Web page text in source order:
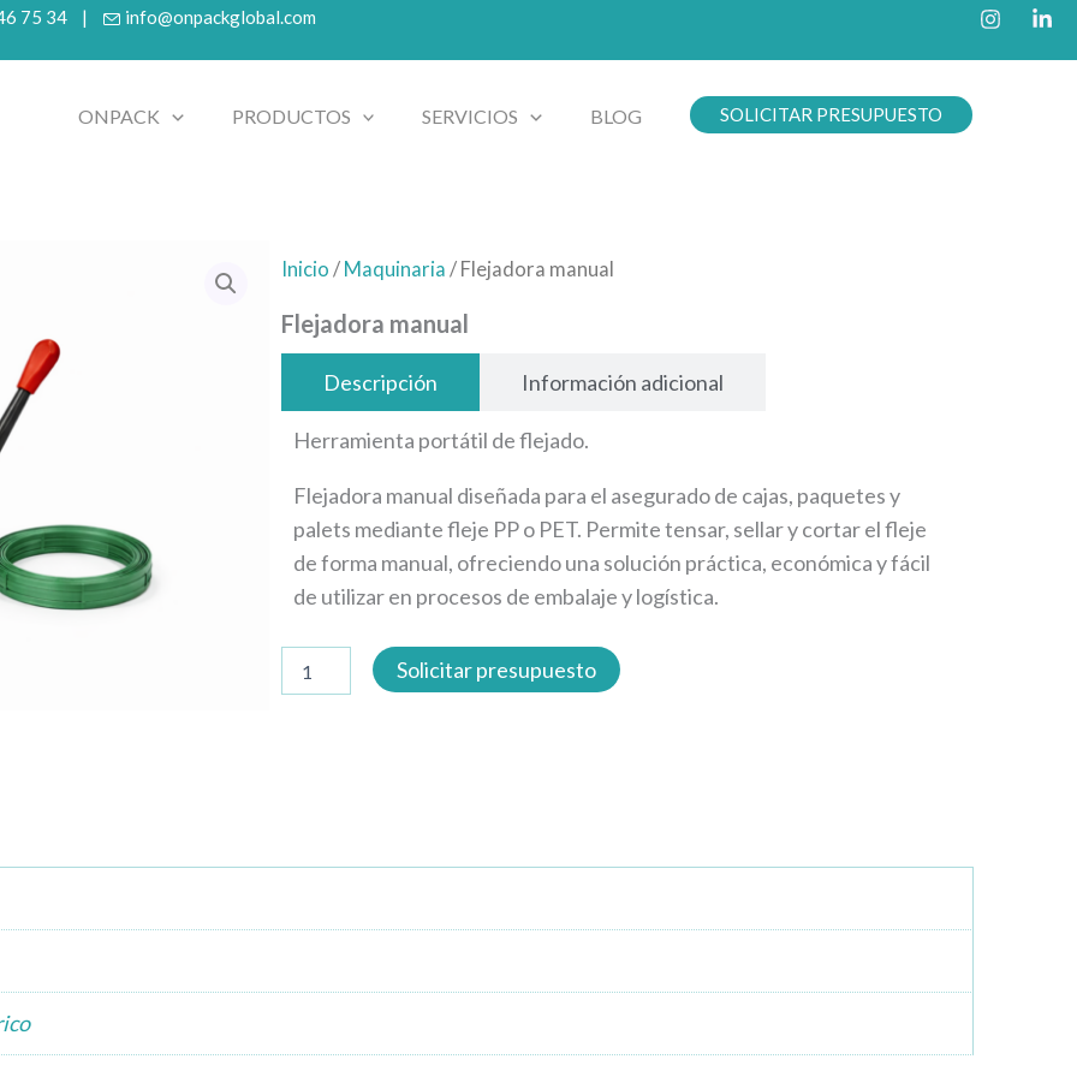
75 34 | info@onpackglobal.com
ONPACK PRODUCTOS SERVICIOS BLOG SOLICITAR PRESUPUESTO
Inicio / Maquinaria / Flejadora manual
Flejadora manual
Descripción Información adicional
Herramienta portátil de flejado.
Flejadora manual diseñada para el asegurado de cajas, paquetes y
palets mediante fleje PP o PET. Permite tensar, sellar y cortar el fleje
de forma manual, ofreciendo una solución práctica, económica y fácil
de utilizar en procesos de embalaje y logística.
manual
Solicitar presupuesto